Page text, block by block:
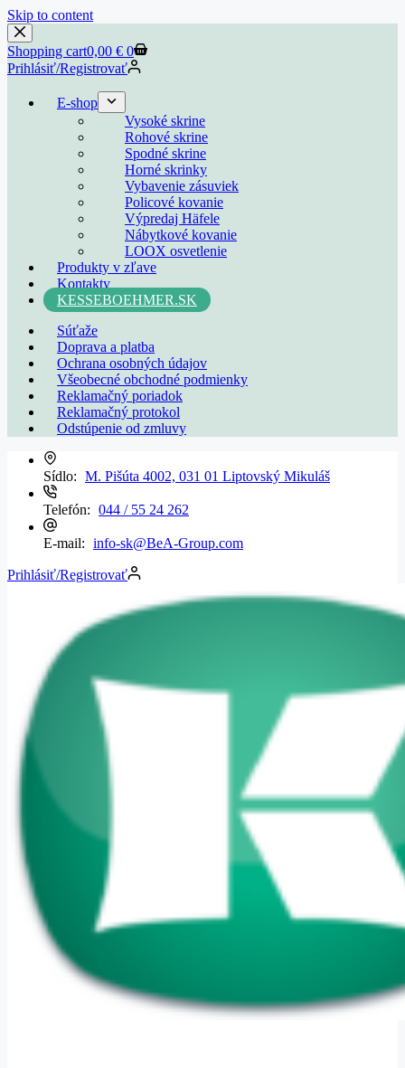
Skip to content
Shopping cart0,00 € 0
Prihlásiť/Registrovať
E-shop
Vysoké skrine
Rohové skrine
Spodné skrine
Horné skrinky
Vybavenie zásuviek
Policové kovanie
Výpredaj Häfele
Nábytkové kovanie
LOOX osvetlenie
Produkty v zľave
Kontakty
KESSEBOEHMER.SK
Súťaže
Doprava a platba
Ochrana osobných údajov
Všeobecné obchodné podmienky
Reklamačný poriadok
Reklamačný protokol
Odstúpenie od zmluvy
Sídlo: M. Pišúta 4002, 031 01 Liptovský Mikuláš
Telefón: 044 / 55 24 262
E-mail: info-sk@BeA-Group.com
Prihlásiť/Registrovať